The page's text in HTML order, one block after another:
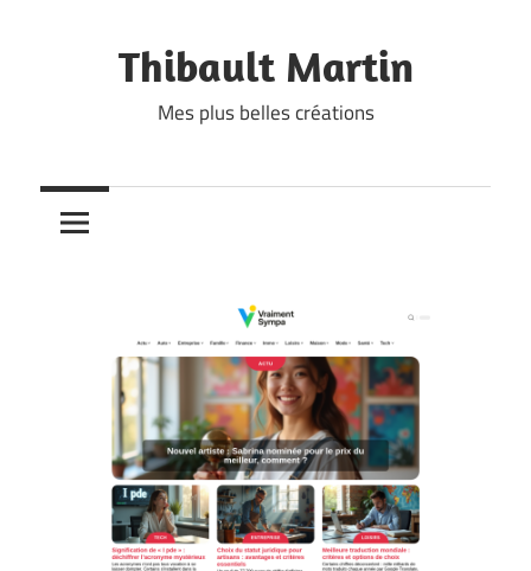
Thibault Martin
Mes plus belles créations